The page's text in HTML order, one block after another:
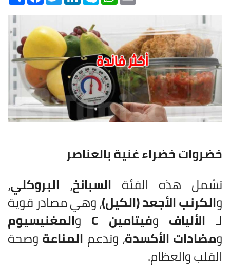
خضروات خضراء غنية بالعناصر
تشمل هذه الفئة السبانخ، البروكلي،
والكرنب الأجعد (الكيل)، وهي مصادر قوية
لـ الألياف وفيتامين C والمغنيسيوم
ومضادات الأكسدة، وتدعم المناعة وصحة
القلب والعظام.